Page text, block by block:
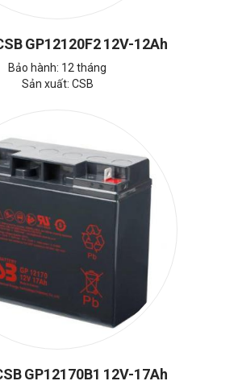
GP12120F2 12V-12Ah
Bảo hành: 12 tháng
Sản xuất: CSB
GP12170B1 12V-17Ah